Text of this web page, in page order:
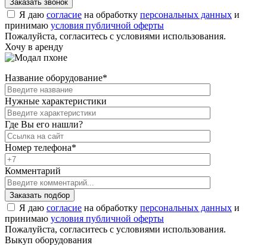
Я даю согласие на обработку персональных данных и
принимаю условия публичной оферты
Пожалуйста, согласитесь с условиями использования.
Хочу в аренду
Название оборудование*
Нужные характеристики
Где Вы его нашли?
Номер телефона*
Комментарий
Я даю согласие на обработку персональных данных и
принимаю условия публичной оферты
Пожалуйста, согласитесь с условиями использования.
Выкуп оборудования